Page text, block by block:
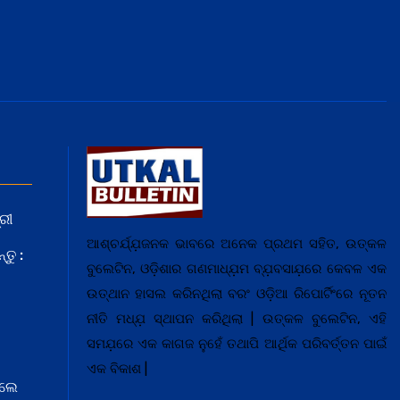
:
ଆଶ୍ଚର୍ଯ୍ଯ଼ଜନକ ଭାବରେ ଅନେକ ପ୍ରଥମ ସହିତ, ଉତ୍କଳ
ବୁଲେଟିନ, ଓଡ଼ିଶାର ଗଣମାଧ୍ଯ଼ମ ବ୍ଯ଼ବସାଯ଼ରେ କେବଳ ଏକ
ଉତ୍ଥାନ ହାସଲ କରିନଥିଲା ବରଂ ଓଡ଼ିଆ ରିପୋର୍ଟିଂରେ ନୂତନ
ନୀତି ମଧ୍ଯ଼ ସ୍ଥାପନ କରିଥିଲା | ଉତ୍କଳ ବୁଲେଟିନ, ଏହି
ସମଯ଼ରେ ଏକ କାଗଜ ନୁହେଁ ତଥାପି ଆର୍ଥିକ ପରିବର୍ତ୍ତନ ପାଇଁ
ଏକ ବିକାଶ |